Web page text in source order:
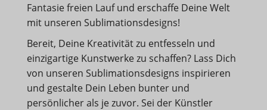
Fantasie freien Lauf und erschaffe Deine Welt
mit unseren Sublimationsdesigns!
Bereit, Deine Kreativität zu entfesseln und
einzigartige Kunstwerke zu schaffen? Lass Dich
von unseren Sublimationsdesigns inspirieren
und gestalte Dein Leben bunter und
persönlicher als je zuvor. Sei der Künstler